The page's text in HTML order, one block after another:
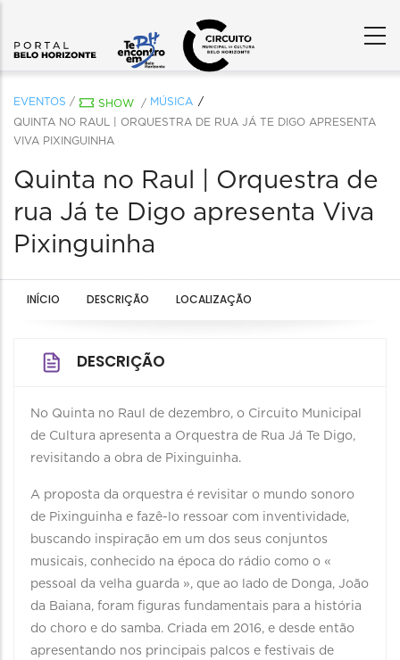
EVENTOS / SHOW / MÚSICA
QUINTA NO RAUL | ORQUESTRA DE RUA JÁ TE DIGO APRESENTA
VIVA PIXINGUINHA
Quinta no Raul | Orquestra de
rua Já te Digo apresenta Viva
Pixinguinha
INÍCIO DESCRIÇÃO LOCALIZAÇÃO
DESCRIÇÃO
No Quinta no Raul de dezembro, o Circuito Municipal
de Cultura apresenta a Orquestra de Rua Já Te Digo,
revisitando a obra de Pixinguinha.
A proposta da orquestra é revisitar o mundo sonoro
de Pixinguinha e fazê-lo ressoar com inventividade,
buscando inspiração em um dos seus conjuntos
musicais, conhecido na época do rádio como o «
pessoal da velha guarda », que ao lado de Donga, João
da Baiana, foram figuras fundamentais para a história
do choro e do samba. Criada em 2016, e desde então
apresentando nos principais palcos e festivais de